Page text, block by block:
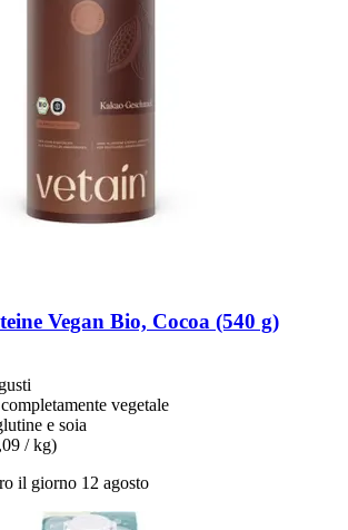
Vegan Bio, Cocoa (540 g)
vegetale
e soia
/ kg)
il giorno 12 agosto